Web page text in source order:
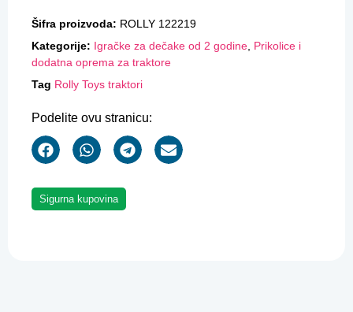
Šifra proizvoda: ROLLY 122219
Kategorije: Igračke za dečake od 2 godine, Prikolice i
dodatna oprema za traktore
Tag Rolly Toys traktori
Podelite ovu stranicu:
Sigurna kupovina